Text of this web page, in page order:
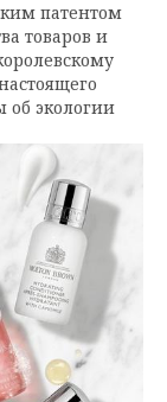
патентом
товаров и
об экологии